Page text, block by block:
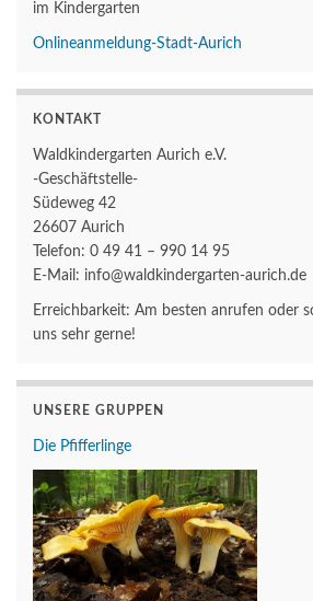
im Kindergarten
Onlineanmeldung-Stadt-Aurich
KONTAKT
Waldkindergarten Aurich e.V.
-Geschäftstelle-
Südeweg 42
26607 Aurich
Telefon: 0 49 41 – 990 14 95
E-Mail: info@waldkindergarten-aurich.de
Erreichbarkeit: Am besten anrufen oder
uns sehr gerne!
UNSERE GRUPPEN
Die Pfifferlinge